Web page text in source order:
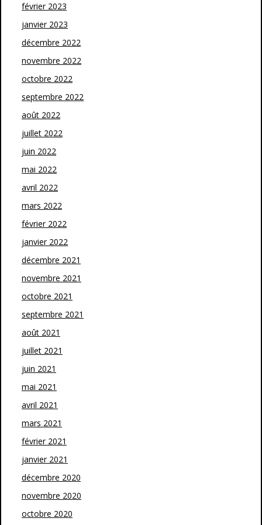
février 2023
janvier 2023
décembre 2022
novembre 2022
octobre 2022
septembre 2022
août 2022
juillet 2022
juin 2022
mai 2022
avril 2022
mars 2022
février 2022
janvier 2022
décembre 2021
novembre 2021
octobre 2021
septembre 2021
août 2021
juillet 2021
juin 2021
mai 2021
avril 2021
mars 2021
février 2021
janvier 2021
décembre 2020
novembre 2020
octobre 2020